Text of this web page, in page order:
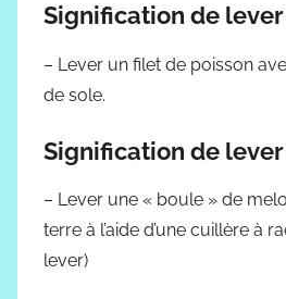
Signification de
– Lever un filet de poisson
de sole.
Signification de
– Lever une « boule » de
terre à l’aide d’une cuillère à
lever)